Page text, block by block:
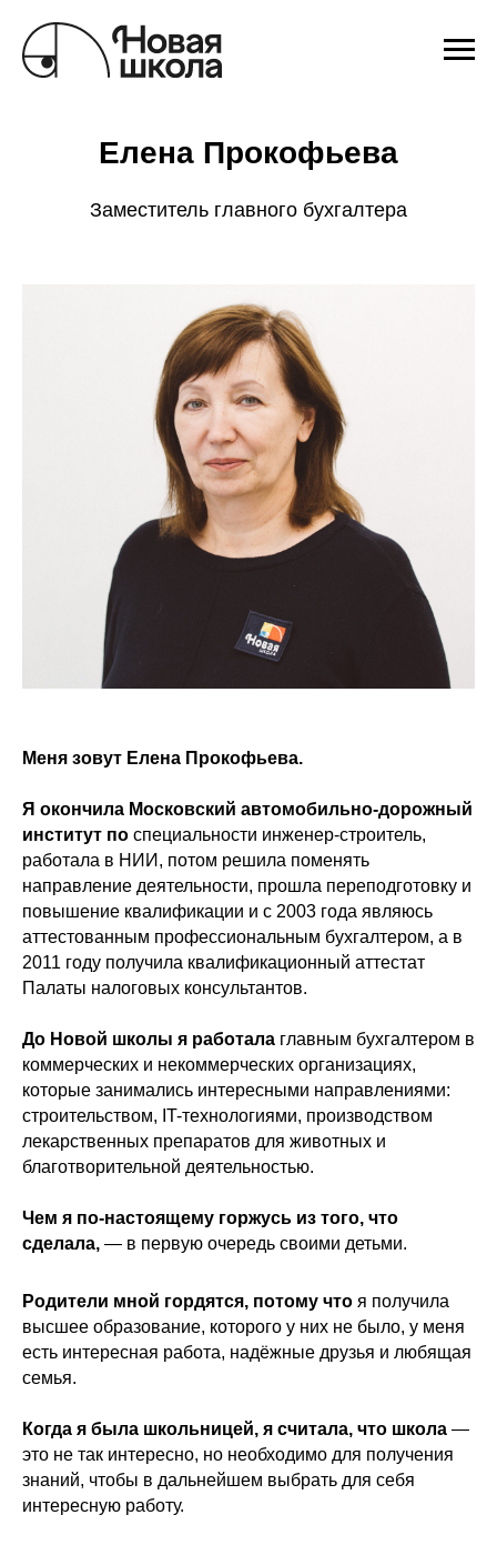
Елена Прокофьева
Заместитель главного бухгалтера
Меня зовут Елена Прокофьева.
Я окончила Московский автомобильно-дорожный
институт по специальности инженер-строитель,
работала в НИИ, потом решила поменять
направление деятельности, прошла переподготовку и
повышение квалификации и с 2003 года являюсь
аттестованным профессиональным бухгалтером, а в
2011 году получила квалификационный аттестат
Палаты налоговых консультантов.
До Новой школы я работала главным бухгалтером в
коммерческих и некоммерческих организациях,
которые занимались интересными направлениями:
строительством, IT-технологиями, производством
лекарственных препаратов для животных и
благотворительной деятельностью.
Чем я по-настоящему горжусь из того, что
сделала, — в первую очередь своими детьми.
Родители мной гордятся, потому что я получила
высшее образование, которого у них не было, у меня
есть интересная работа, надёжные друзья и любящая
семья.
Когда я была школьницей, я считала, что школа —
это не так интересно, но необходимо для получения
знаний, чтобы в дальнейшем выбрать для себя
интересную работу.